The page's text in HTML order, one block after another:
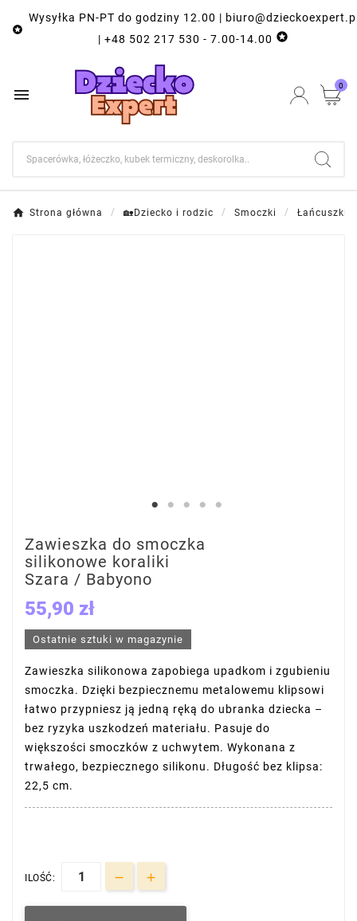

Wysyłka PN-PT do godziny 12.00 |
| +48 502 217 530 - 7.00-14.00 
 0
Strona główna 🏡Dziecko i rodzic Smoczki Łańcuszki
Zawieszka do smoczka
silikonowe koraliki
Szara / Babyono
55,90 zł
Ostatnie sztuki w magazynie
Zawieszka silikonowa zapobiega upadkom i zgubieniu
smoczka. Dzięki bezpiecznemu metalowemu klipsowi
łatwo przypniesz ją jedną ręką do ubranka dziecka –
bez ryzyka uszkodzeń materiału. Pasuje do
większości smoczków z uchwytem. Wykonana z
trwałego, bezpiecznego silikonu. Długość bez klipsa:
22,5 cm.
ILOŚĆ: